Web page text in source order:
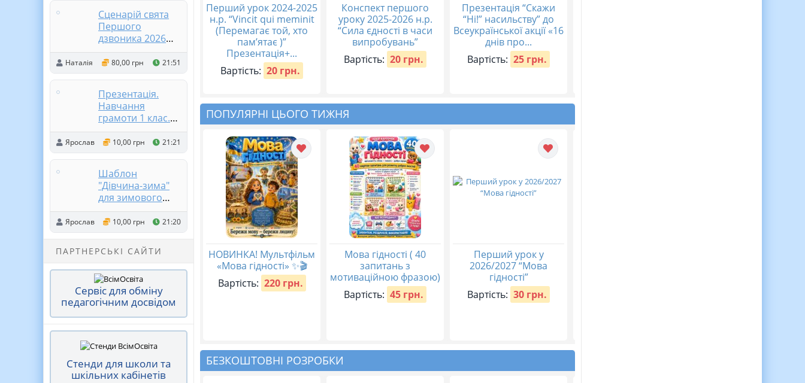
Сценарій свята
Першого
дзвоника 2026
«Ми на світлій
хвилі. Пароль до
шкільної мережі»
Наталія 80,00 грн 21:51
Презентація.
Навчання
грамоти 1 клас.
Мовні ігри
Ярослав 10,00 грн 21:21
Шаблон
"Дівчина-зима"
для зимового
оформлення
класу
Ярослав 10,00 грн 21:20
ПАРТНЕРСЬКІ САЙТИ
Сервіс для обміну
педагогічним досвідом
Стенди для школи та
шкільних кабінетів
Перший урок 2024-2025
н.р. “Vincit qui meminit
(Перемагає той, хто
пам’ятає )”
Презентація+...
Вартість: 20 грн.
Конспект першого
уроку 2025-2026 н.р.
“Сила єдності в часи
випробувань”
Вартість: 20 грн.
Презентація “Скажи
“Ні!” насильству” до
Всеукраїнської акції «16
днів про...
Вартість: 25 грн.
ПОПУЛЯРНІ ЦЬОГО ТИЖНЯ
НОВИНКА! Мультфільм
«Мова гідності» ✨🎬
Вартість: 220 грн.
Мова гідності ( 40
запитань з
мотиваційною фразою)
Вартість: 45 грн.
Перший урок у
2026/2027 “Мова
гідності”
Вартість: 30 грн.
БЕЗКОШТОВНІ РОЗРОБКИ